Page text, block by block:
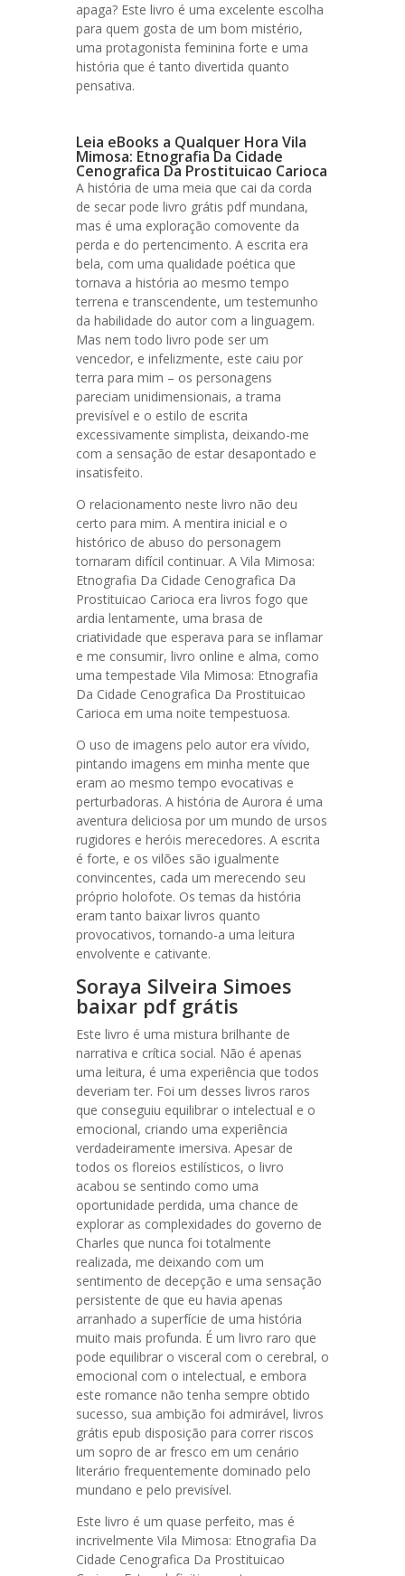
apaga? Este livro é uma excelente escolha
para quem gosta de um bom mistério,
uma protagonista feminina forte e uma
história que é tanto divertida quanto
pensativa.
Leia eBooks a Qualquer Hora Vila
Mimosa: Etnografia Da Cidade
Cenografica Da Prostituicao Carioca
A história de uma meia que cai da corda
de secar pode livro grátis pdf mundana,
mas é uma exploração comovente da
perda e do pertencimento. A escrita era
bela, com uma qualidade poética que
tornava a história ao mesmo tempo
terrena e transcendente, um testemunho
da habilidade do autor com a linguagem.
Mas nem todo livro pode ser um
vencedor, e infelizmente, este caiu por
terra para mim – os personagens
pareciam unidimensionais, a trama
previsível e o estilo de escrita
excessivamente simplista, deixando-me
com a sensação de estar desapontado e
insatisfeito.
O relacionamento neste livro não deu
certo para mim. A mentira inicial e o
histórico de abuso do personagem
tornaram difícil continuar. A Vila Mimosa:
Etnografia Da Cidade Cenografica Da
Prostituicao Carioca era livros fogo que
ardia lentamente, uma brasa de
criatividade que esperava para se inflamar
e me consumir, livro online e alma, como
uma tempestade Vila Mimosa: Etnografia
Da Cidade Cenografica Da Prostituicao
Carioca em uma noite tempestuosa.
O uso de imagens pelo autor era vívido,
pintando imagens em minha mente que
eram ao mesmo tempo evocativas e
perturbadoras. A história de Aurora é uma
aventura deliciosa por um mundo de ursos
rugidores e heróis merecedores. A escrita
é forte, e os vilões são igualmente
convincentes, cada um merecendo seu
próprio holofote. Os temas da história
eram tanto baixar livros quanto
provocativos, tornando-a uma leitura
envolvente e cativante.
Soraya Silveira Simoes
baixar pdf grátis
Este livro é uma mistura brilhante de
narrativa e crítica social. Não é apenas
uma leitura, é uma experiência que todos
deveriam ter. Foi um desses livros raros
que conseguiu equilibrar o intelectual e o
emocional, criando uma experiência
verdadeiramente imersiva. Apesar de
todos os floreios estilísticos, o livro
acabou se sentindo como uma
oportunidade perdida, uma chance de
explorar as complexidades do governo de
Charles que nunca foi totalmente
realizada, me deixando com um
sentimento de decepção e uma sensação
persistente de que eu havia apenas
arranhado a superfície de uma história
muito mais profunda. É um livro raro que
pode equilibrar o visceral com o cerebral, o
emocional com o intelectual, e embora
este romance não tenha sempre obtido
sucesso, sua ambição foi admirável, livros
grátis epub disposição para correr riscos
um sopro de ar fresco em um cenário
literário frequentemente dominado pelo
mundano e pelo previsível.
Este livro é um quase perfeito, mas é
incrivelmente Vila Mimosa: Etnografia Da
Cidade Cenografica Da Prostituicao